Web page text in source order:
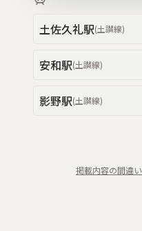
土佐久礼駅(土讃線)
安和駅(土讃線)
影野駅(土讃線)
掲載内容の間違